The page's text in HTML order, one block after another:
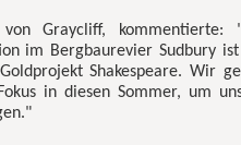
Graycliff, kommentierte:
im Bergbaurevier Sudbury
Shakespeare. Wir
in diesen Sommer, um